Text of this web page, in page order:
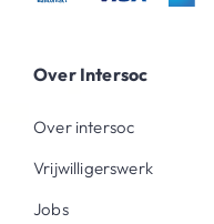
Over Intersoc
Over intersoc
Vrijwilligerswerk
Jobs